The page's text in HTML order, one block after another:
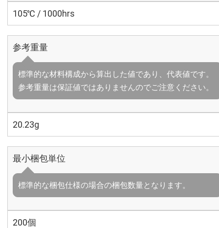
105℃ / 1000hrs
参考重量
標準的な材料構成から算出した値であり、代表値です。
参考重量は保証値ではありませんのでご注意ください。
20.23g
最小梱包単位
標準的な梱包仕様の場合の梱包数量となります。
200個